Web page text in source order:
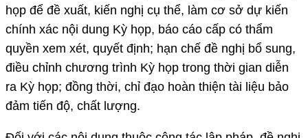
họp để đề xuất, kiến nghị cụ thể, làm cơ sở dự kiến
chính xác nội dung Kỳ họp, báo cáo cấp có thẩm
quyền xem xét, quyết định; hạn chế đề nghị bổ sung,
điều chỉnh chương trình Kỳ họp trong thời gian diễn
ra Kỳ họp; đồng thời, chỉ đạo hoàn thiện tài liệu bảo
đảm tiến độ, chất lượng.